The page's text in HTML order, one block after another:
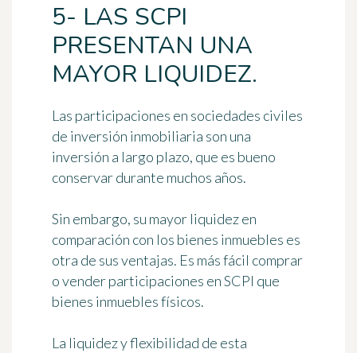
5- LAS SCPI
PRESENTAN UNA
MAYOR LIQUIDEZ.
Las participaciones en sociedades civiles
de inversión inmobiliaria son una
inversión a largo plazo, que es bueno
conservar durante muchos años.
Sin embargo, su mayor liquidez en
comparación con los bienes inmuebles es
otra de sus ventajas. Es más fácil comprar
o vender participaciones en SCPI que
bienes inmuebles físicos.
La liquidez y flexibilidad de esta